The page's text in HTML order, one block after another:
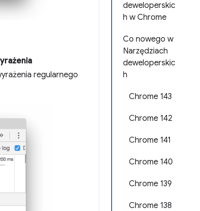
deweloperskic
h w Chrome
Co nowego w
Narzędziach
deweloperskic
h
Chrome 143
Chrome 142
Chrome 141
Chrome 140
Chrome 139
Chrome 138
regularnego